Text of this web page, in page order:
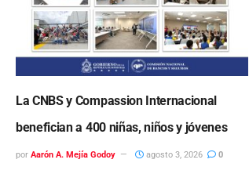
La CNBS y Compassion Internacional
benefician a 400 niñas, niños y jóvenes
por Aarón A. Mejía Godoy agosto 3, 2026 0